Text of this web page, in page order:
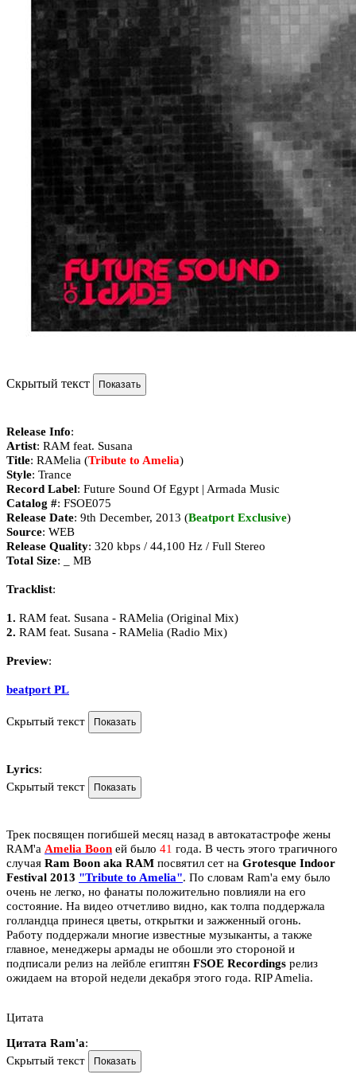
Скрытый текст
Release Info:
Artist: RAM feat. Susana
Title: RAMelia (Tribute to Amelia)
Style: Trance
Record Label: Future Sound Of Egypt | Armada Music
Catalog #: FSOE075
Release Date: 9th December, 2013 (Beatport Exclusive)
Source: WEB
Release Quality: 320 kbps / 44,100 Hz / Full Stereo
Total Size: _ MB
Tracklist:
1. RAM feat. Susana - RAMelia (Original Mix)
2. RAM feat. Susana - RAMelia (Radio Mix)
Preview:
beatport PL
Скрытый текст
Lyrics:
Скрытый текст
Трек посвящен погибшей месяц назад в автокатастрофе жены
RAM'a Amelia Boon ей было 41 года. В честь этого трагичного
случая Ram Boon aka RAM посвятил сет на Grotesque Indoor
Festival 2013 "Tribute to Amelia". По словам Ram'a ему было
очень не легко, но фанаты положительно повлияли на его
состояние. На видео отчетливо видно, как толпа поддержала
голландца принеся цветы, открытки и зажженный огонь.
Работу поддержали многие известные музыканты, а также
главное, менеджеры армады не обошли это стороной и
подписали релиз на лейбле египтян FSOE Recordings релиз
ожидаем на второй недели декабря этого года. RIP Amelia.
Цитата
Цитата Ram'a:
Скрытый текст